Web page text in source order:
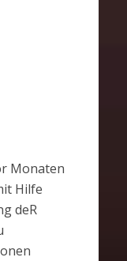
Monaten
Hilfe
deR